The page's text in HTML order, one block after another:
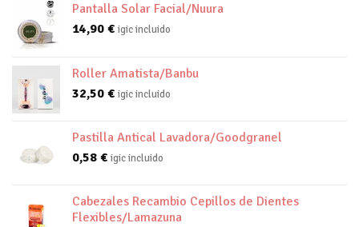
Pantalla Solar Facial/Nuura
14,90 € igic incluido
Roller Amatista/Banbu
32,50 € igic incluido
Pastilla Antical Lavadora/Goodgranel
0,58 € igic incluido
Cabezales Recambio Cepillos de Dientes
Flexibles/Lamazuna